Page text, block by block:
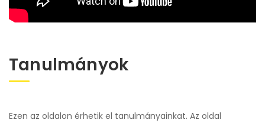
Tanulmányok
Ezen az oldalon érhetik el tanulmányainkat. Az oldal